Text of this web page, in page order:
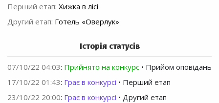
Перший етап: Хижка в лісі
Другий етап: Готель «Оверлук»
Історія статусів
07/10/22 04:03: Прийнято на конкурс • Прийом оповідань
17/10/22 01:43: Грає в конкурсі • Перший етап
23/10/22 20:00: Грає в конкурсі • Другий етап